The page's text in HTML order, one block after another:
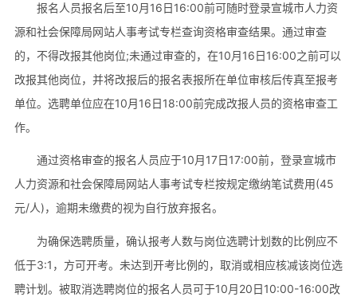
报名人员报名后至10月16日16:00前可随时登录宣城市人力资
源和社会保障局网站人事考试专栏查询资格审查结果。通过审查
的，不得改报其他岗位;未通过审查的，在10月16日16:00之前可以
改报其他岗位，并将改报后的报名表报所在单位审核后传真至报考
单位。选聘单位应在10月16日18:00前完成改报人员的资格审查工
作。
通过资格审查的报名人员应于10月17日17:00前，登录宣城市
人力资源和社会保障局网站人事考试专栏按规定缴纳笔试费用(45
元/人)，逾期未缴费的视为自行放弃报名。
为确保选聘质量，确认报考人数与岗位选聘计划数的比例应不
低于3:1，方可开考。未达到开考比例的，取消或相应核减该岗位选
聘计划。被取消选聘岗位的报名人员可于10月20日10:00-16:00改